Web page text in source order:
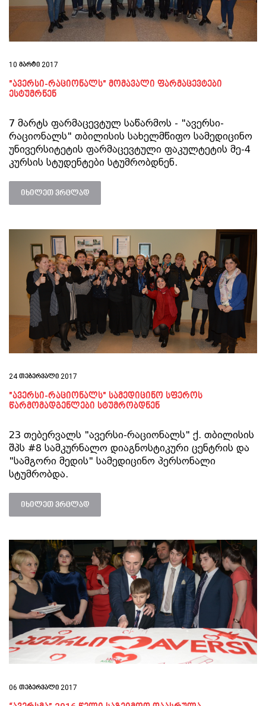
10 მარტი 2017
"ავერსი-რაციონალს" მომავალი ფარმაცევტები
ესტუმრნენ
7 მარტს ფარმაცევტულ საწარმოს - "ავერსი-
რაციონალს" თბილისის სახელმწიფო სამედიცინო
უნივერსიტეტის ფარმაცევტული ფაკულტეტის მე-4
კურსის სტუდენტები სტუმრობდნენ.
იხილეთ ვრცლად
24 თებერვალი 2017
"ავერსი-რაციონალს" სამედიცინო სფეროს
წარმომადგენლები სტუმრობდნენ
23 თებერვალს "ავერსი-რაციონალს" ქ. თბილისის
შპს #8 სამკურნალო დიაგნოსტიკური ცენტრის და
"სამგორი მედის" სამედიცინო პერსონალი
სტუმრობდა.
იხილეთ ვრცლად
06 თებერვალი 2017